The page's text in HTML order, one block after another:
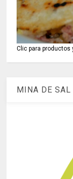
Clic para productos
MINA DE SAL